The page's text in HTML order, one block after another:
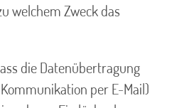
welchem Zweck das
die Datenübertragung
per E-Mail)